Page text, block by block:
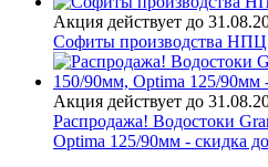
Акция действует до
Софиты производства НПЦ
Акция действует до
Распродажа! Водостоки
Optima 125/90мм - скидка